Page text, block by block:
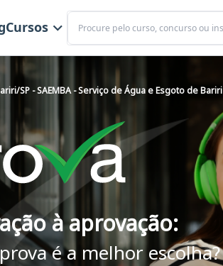
Cursos
Buscar
SP - SAEMBA - Serviço de Água e Esgoto de Bariri
à aprovação:
é a melhor escolha?